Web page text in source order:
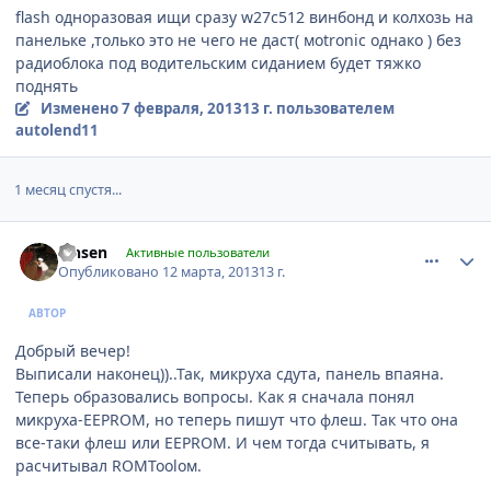
flash одноразовая ищи сразу w27c512 винбонд и колхозь на
панельке ,только это не чего не даст( моtronic однако ) без
радиоблока под водительским сиданием будет тяжко
поднять
Изменено7 февраля, 201313 г. пользователем
autolend11
1 месяц спустя...
lansen Активные пользователи
Опубликовано 12 марта, 201313 г.
АВТОР
Добрый вечер!
Выписали наконец))..Так, микруха сдута, панель впаяна.
Теперь образовались вопросы. Как я сначала понял
микруха-EEPROM, но теперь пишут что флеш. Так что она
все-таки флеш или EEPROM. И чем тогда считывать, я
расчитывал ROMToolом.